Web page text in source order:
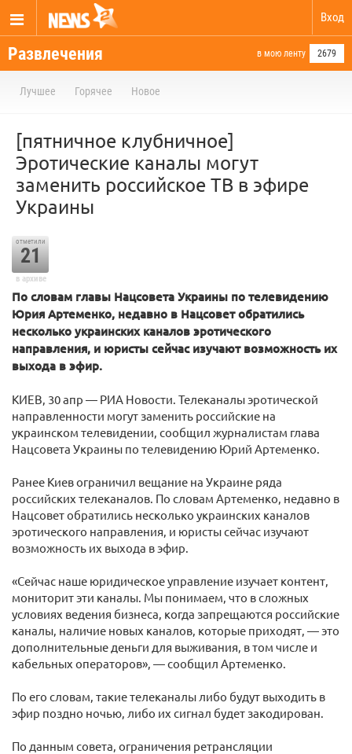
Вход
Развлечения в мою ленту 2679
Лучшее Горячее Новое
[пятничное клубничное]
Эротические каналы могут
заменить российское ТВ в эфире
Украины
отметили
21
в архиве
По словам главы Нацсовета Украины по телевидению
Юрия Артеменко, недавно в Нацсовет обратились
несколько украинских каналов эротического
направления, и юристы сейчас изучают возможность их
выхода в эфир.
КИЕВ, 30 апр — РИА Новости. Телеканалы эротической
направленности могут заменить российские на
украинском телевидении, сообщил журналистам глава
Нацсовета Украины по телевидению Юрий Артеменко.
Ранее Киев ограничил вещание на Украине ряда
российских телеканалов. По словам Артеменко, недавно в
Нацсовет обратились несколько украинских каналов
эротического направления, и юристы сейчас изучают
возможность их выхода в эфир.
«Сейчас наше юридическое управление изучает контент,
мониторит эти каналы. Мы понимаем, что в сложных
условиях ведения бизнеса, когда запрещаются российские
каналы, наличие новых каналов, которые приходят, — это
дополнительные деньги для выживания, в том числе и
кабельных операторов», — сообщил Артеменко.
По его словам, такие телеканалы либо будут выходить в
эфир поздно ночью, либо их сигнал будет закодирован.
По данным совета, ограничения ретрансляции